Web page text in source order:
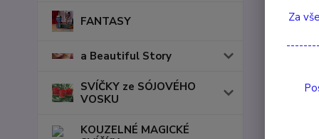
FANTASY
a Beautiful Story
SVÍČKY ze SÓJOVÉHO
VOSKU
KOUZELNÉ MAGICKÉ
Za